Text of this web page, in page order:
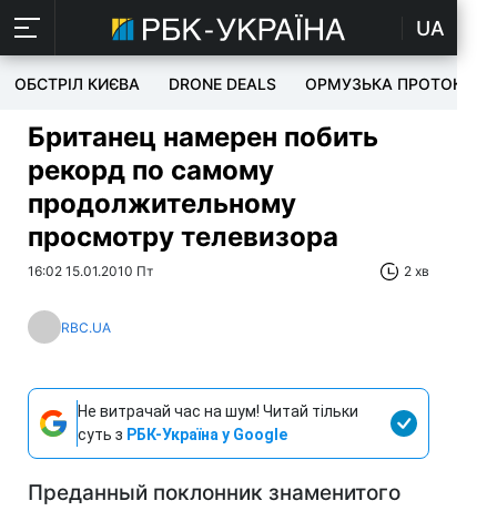
UA
ОБСТРІЛ КИЄВА DRONE DEALS ОРМУЗЬКА ПРОТОКА
Британец намерен побить
рекорд по самому
продолжительному
просмотру телевизора
16:02 15.01.2010 Пт 2 хв
RBC.UA
Не витрачай час на шум! Читай тільки
суть з РБК-Україна у Google
Преданный поклонник знаменитого